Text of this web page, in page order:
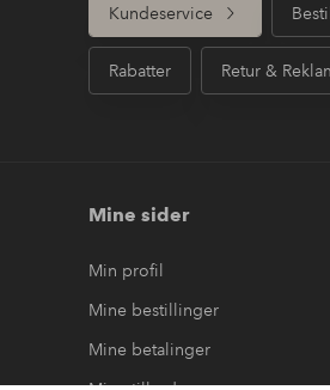
Kundeservice
Rabatter Retur &
Mine sider
Min profil
Mine bestillinger
Mine betalinger